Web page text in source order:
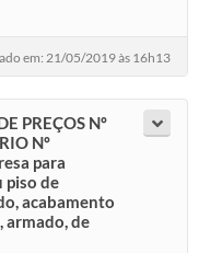
em: 21/05/2019 às 16h13
PREÇOS Nº
Nº
para
piso de
acabamento
armado, de